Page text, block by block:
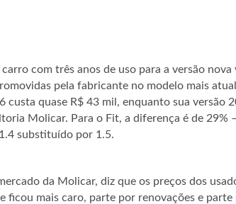
com três anos de uso para a versão
pela fabricante no modelo mais
custa quase R$ 43 mil, enquanto sua versão
Molicar. Para o Fit, a diferença é de 29%
substituído por 1.5.
da Molicar, diz que os preços dos
ficou mais caro, parte por renovações e